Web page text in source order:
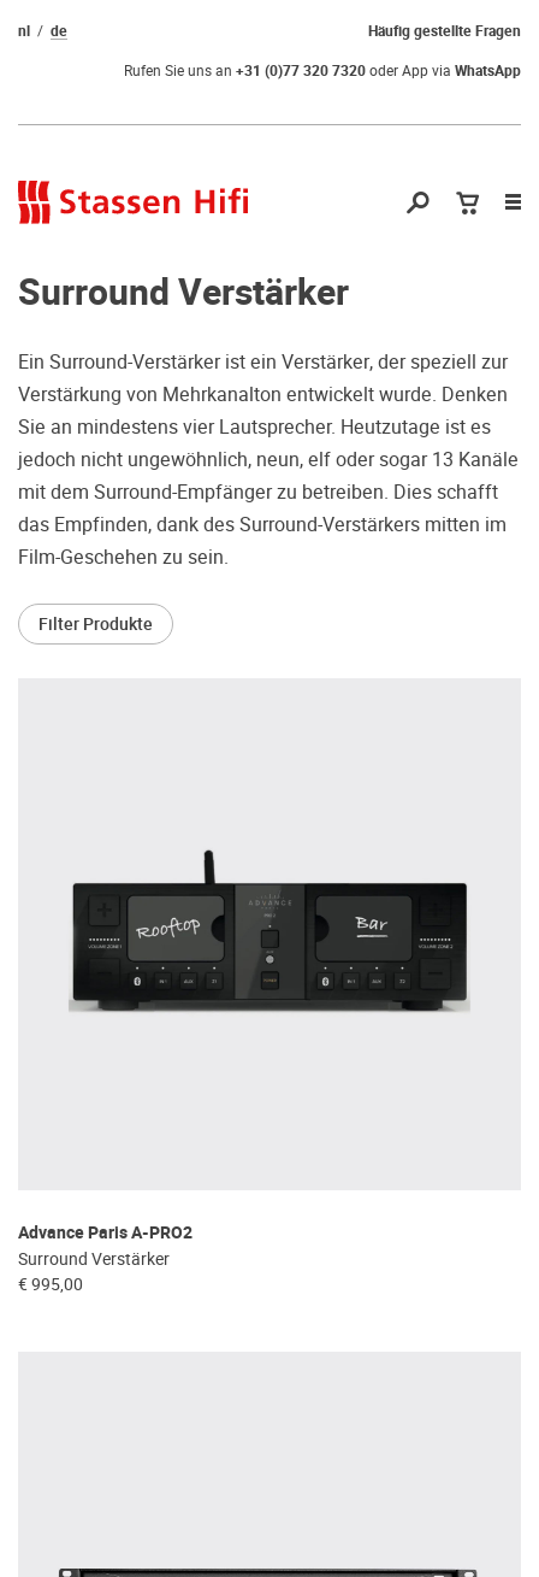
Qual der Wahl?
Warum kommen Sie nicht vorbei und
hören erstmal Probe? Dadurch stellen
Sie sicher, dass Sie die richtige Wahl
treffen.
Dritter oder z.B. aufgrund einer Rezension
gekauft. Leider bereuen viele Menschen ihre
diese Möglichkeit!
Vereinbaren Sie einen Hörtermin.
Häufig gestellte Fragen
nl de
Rufen Sie uns an +31 (0)77 320 7320oder App via WhatsApp
Surround Verstärker
Ein Surround-Verstärker ist ein Verstärker, der speziell zur
Verstärkung von Mehrkanalton entwickelt wurde. Denken
Sie an mindestens vier Lautsprecher. Heutzutage ist es
jedoch nicht ungewöhnlich, neun, elf oder sogar 13 Kanäle
mit dem Surround-Empfänger zu betreiben. Dies schafft
das Empfinden, dank des Surround-Verstärkers mitten im
Film-Geschehen zu sein.
Filter Produkte
Advance Paris A-PRO2
Surround Verstärker
€ 995,00